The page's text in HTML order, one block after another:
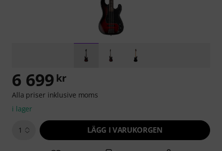
6 699 kr
Alla priser inklusive moms
i lager
1 LÄGG I VARUKORGEN